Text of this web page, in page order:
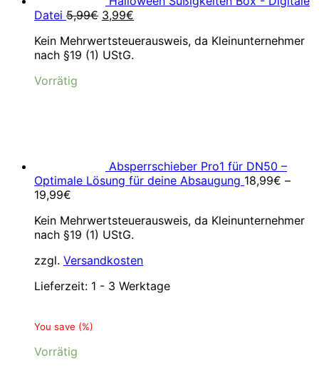
Datei 5,99€ Ursprünglicher
war:
5,99€
3,99€
ist:
Kein Mehrwertsteuerausweis, da Kleinunternehmer
nach §19 (1) UStG.
Vorrätig
Absperrschieber Pro1 für DN50 –
Optimale Lösung für deine Absaugung 18,99€ –
19,99€
Kein Mehrwertsteuerausweis, da Kleinunternehmer
nach §19 (1) UStG.
zzgl. Versandkosten
Lieferzeit: 1 - 3 Werktage
You save (%)
Vorrätig